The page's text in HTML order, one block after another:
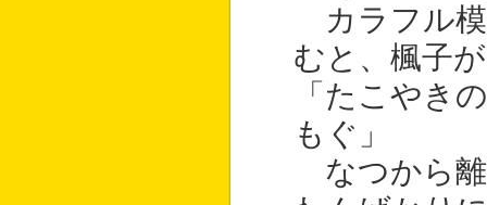
カラフル模
むと、楓子
「たこやき
もぐ」
なつから離